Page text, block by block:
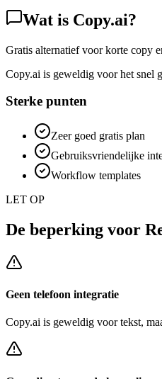
Wat is Copy.ai?
Gratis alternatief voor korte copy
Copy.ai is geweldig voor het snel
Sterke punten
Zeer goed gratis plan
Gebruiksvriendelijke
Workflow templates
LET OP
De beperking voor
Geen telefoon integratie
Copy.ai is geweldig voor tekst,